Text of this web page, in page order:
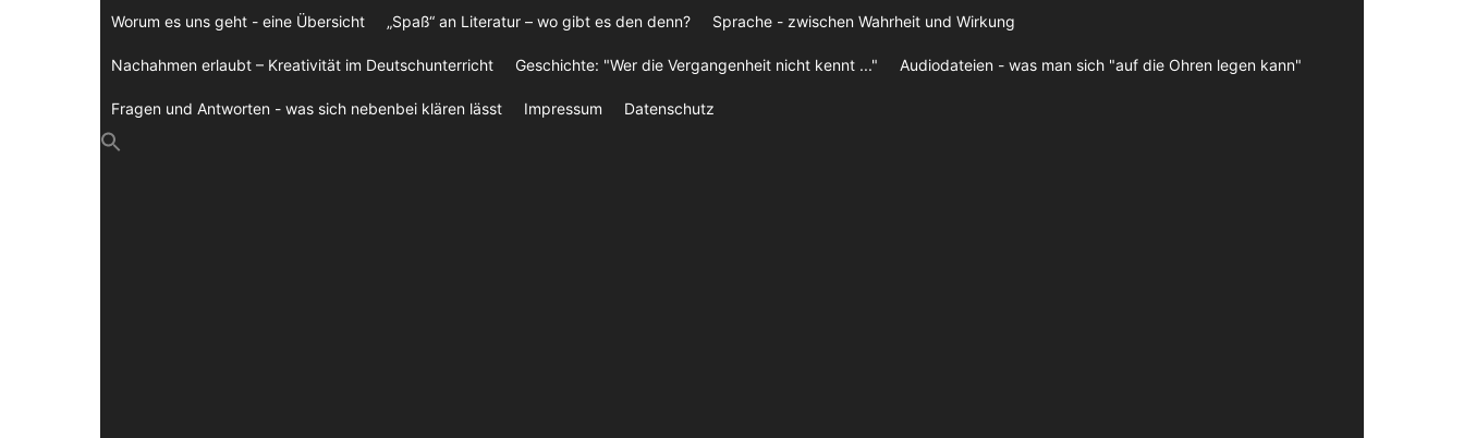
Worum es uns geht - eine Übersicht „Spaß“ an Literatur – wo gibt es den denn? Sprache - zwischen Wahrheit und Wirkung
Nachahmen erlaubt – Kreativität im Deutschunterricht Geschichte: "Wer die Vergangenheit nicht kennt ..." Audiodateien - was man sich "auf die Ohren legen kann"
Fragen und Antworten - was sich nebenbei klären lässt Impressum Datenschutz